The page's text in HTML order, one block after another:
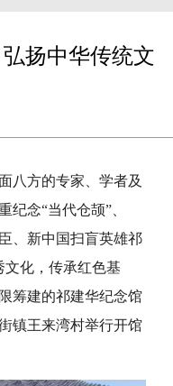
扬中华传统文
八方的专家、学者及
纪念“当代仓颉”、
、新中国扫盲英雄祁
文化，传承红色基
筹建的祁建华纪念馆
镇王来湾村举行开馆